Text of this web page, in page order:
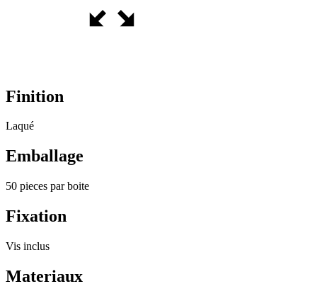
Finition
Laqué
Emballage
50 pieces par boite
Fixation
Vis inclus
Materiaux